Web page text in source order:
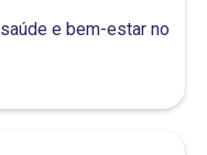
e bem-estar no